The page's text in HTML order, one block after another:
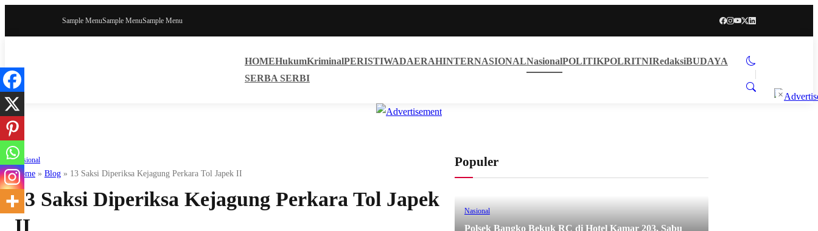
Sample MenuSample MenuSample Menu
HOMEHukumKriminalPERISTIWADAERAHINTERNASIONALNasionalPOLITIKPOLRITNIRedaksiBUDAYA
SERBA SERBI
Nasional
Home » Blog » 13 Saksi Diperiksa Kejagung Perkara Tol Japek II
13 Saksi Diperiksa Kejagung Perkara Tol Japek
II
Populer
Nasional
Polsek Bangko Bekuk RC di Hotel Kamar 203, Sabu
×